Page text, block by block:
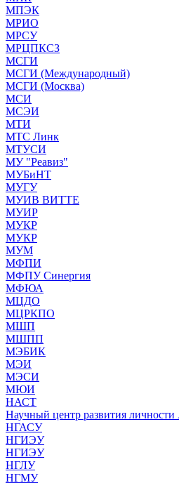
МПЭК
МРИО
МРСУ
МРЦПКСЗ
МСГИ
МСГИ (Международный)
МСГИ (Москва)
МСИ
МСЭИ
МТИ
МТС Линк
МТУСИ
МУ "Реавиз"
МУБиНТ
МУГУ
МУИВ ВИТТЕ
МУИР
МУКР
МУКР
МУМ
МФПИ
МФПУ Синергия
МФЮА
МЦДО
МЦРКПО
МШП
МШПП
МЭБИК
МЭИ
МЭСИ
МЮИ
НАСТ
Научный центр развития
НГАСУ
НГИЭУ
НГИЭУ
НГЛУ
НГМУ